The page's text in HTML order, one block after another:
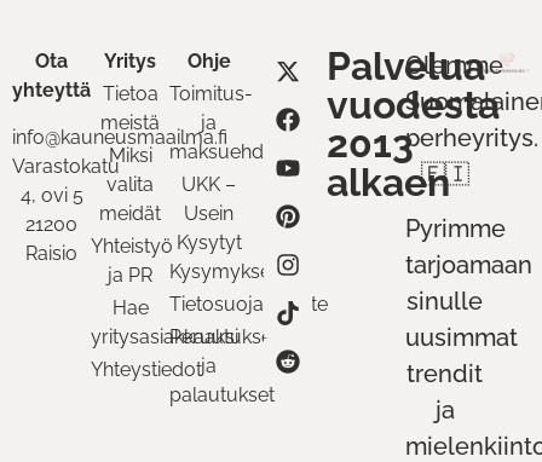
Ota
yhteyttä
info@kauneusmaailma.fi
Varastokatu
4, ovi 5
21200
Raisio
Yritys
Tietoa
meistä
Miksi
valita
meidät
Yhteistyö
ja PR
Hae
yritysasiakkaaksi
Yhteystiedot
Ohje
Toimitus-
ja
maksuehdot
UKK –
Usein
Kysytyt
Kysymykset
Tietosuojaseloste
Peruutukset
ja
palautukset
Palvelua
vuodesta
2013
alkaen
Olemme
perheyritys.
🇫🇮
Pyrimme
tarjoamaan
sinulle
uusimmat
trendit
ja